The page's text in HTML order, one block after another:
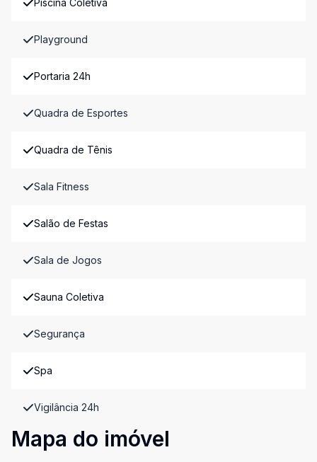
Piscina Coletiva
Playground
Portaria 24h
Quadra de Esportes
Quadra de Tênis
Sala Fitness
Salão de Festas
Sala de Jogos
Sauna Coletiva
Segurança
Spa
Vigilância 24h
Mapa do imóvel